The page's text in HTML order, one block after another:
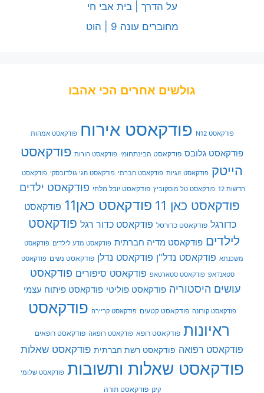
על הדרך | בית אבי חי
מחוברים עונה 9 | הוט
גולשים אחרים הכי אהבו
פודקאסט N12 פודקאסט אירוח פודקאסט אמהות
פודקאסט גלובס פודקאסט הבינתחומי פודקאסט הורות פודקאסט
הייטק פודקאסט זוגיות פודקאסט חברתי פודקאסט חגי גולדובסקי פודקאסט
חדשות 12 פודקאסט טל מוסקוביץ פודקאסט יובל מלחי פודקאסט ילדים
פודקאסט כאן 11 פודקאסט כאן11
פודקאסט
כדורגל פודקאסט כדורסל פודקאסט כדור רגל פודקאסט
לילדים פודקאסט מדיה חברתית פודקאסט מדע לילדים פודקאסט
משכנתא פודקאסט נדל"ן פודקאסט נדלן פודקאסט נשים פודקאסט
סטאנדאפ פודקאסט סטארטאפ פודקאסט סיפורים פודקאסט
עושים היסטוריה פודקאסט פוליטי פודקאסט פיתוח עצמי
פודקאסט קורונה פודקאסט קטעים פודקאסט קריירה פודקאסט
ראיונות פודקאסט רופא פודקאסט רופאה פודקאסט רופאים
פודקאסט רפואה פודקאסט רשת חברתית פודקאסט שאלות
פודקאסט שאלות ותשובות פודקאסט שלומי
קינן פודקאסט תורה